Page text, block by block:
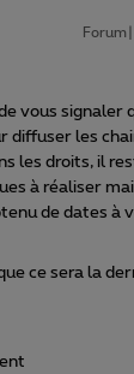
vous signaler
diffuser les
les droits, il
à réaliser
de dates à
ce sera la